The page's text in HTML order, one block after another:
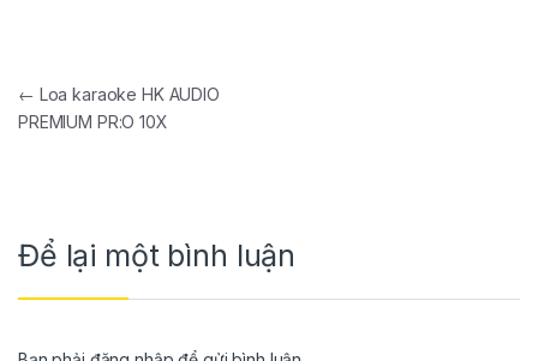
← Loa karaoke HK AUDIO
PREMIUM PR:O 10X
Để lại một bình luận